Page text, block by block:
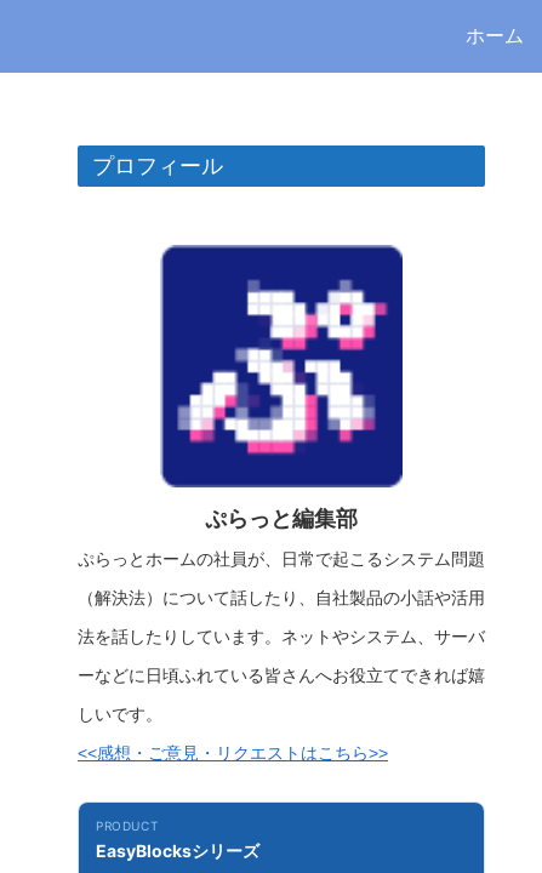
ホーム
プロフィール
ぷらっと編集部
ぷらっとホームの社員が、日常で起こるシステム問題
（解決法）について話したり、自社製品の小話や活用
法を話したりしています。ネットやシステム、サーバ
ーなどに日頃ふれている皆さんへお役立てできれば嬉
しいです。
<<感想・ご意見・リクエストはこちら>>
PRODUCT
EasyBlocksシリーズ